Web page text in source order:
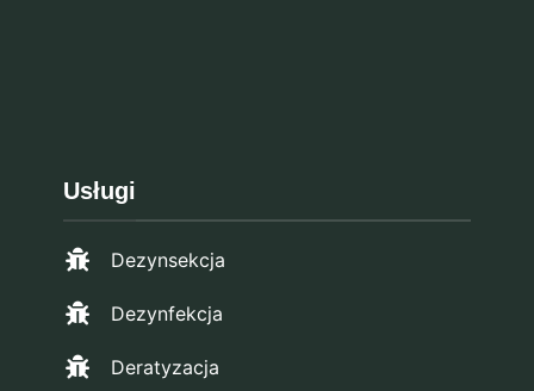
Usługi
Dezynsekcja
Dezynfekcja
Deratyzacja